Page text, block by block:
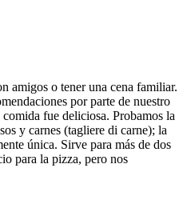
amigos o tener una cena familiar.
por parte de nuestro
fue deliciosa. Probamos la
y carnes (tagliere di carne); la
única. Sirve para más de dos
para la pizza, pero nos